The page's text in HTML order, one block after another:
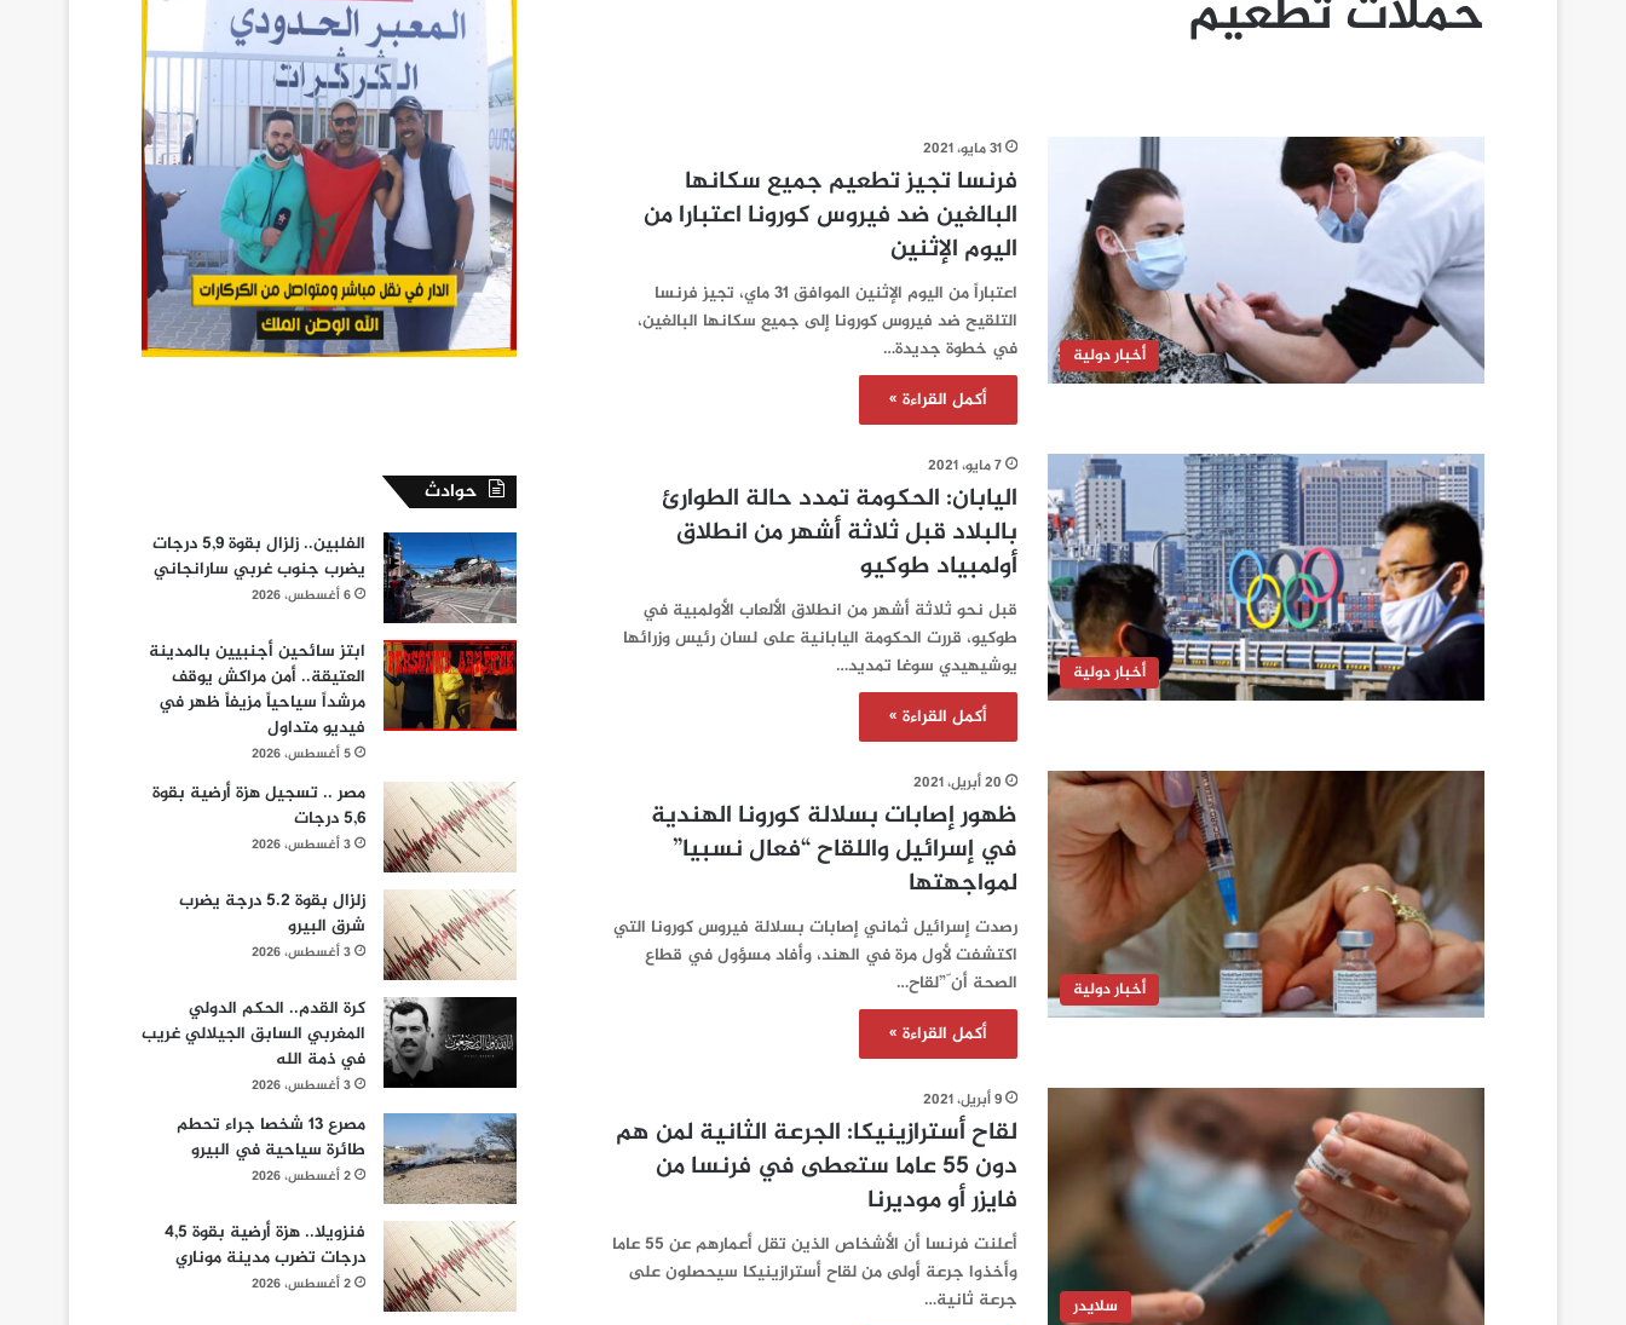
حملات تطعيم
أخبار دولية
31 مايو، 2021
فرنسا تجيز تطعيم جميع سكانها
البالغين ضد فيروس كورونا اعتبارا من
اليوم الإثنين
اعتباراً من اليوم الإثنين الموافق 31 ماي، تجيز فرنسا
التلقيح ضد فيروس كورونا إلى جميع سكانها البالغين،
في خطوة جديدة…
أكمل القراءة »
أخبار دولية
7 مايو، 2021
اليابان: الحكومة تمدد حالة الطوارئ
بالبلاد قبل ثلاثة أشهر من انطلاق
أولمبياد طوكيو
قبل نحو ثلاثة أشهر من انطلاق الألعاب الأولمبية في
طوكيو، قررت الحكومة اليابانية على لسان رئيس وزرائها
يوشيهيدي سوغا تمديد…
أكمل القراءة »
أخبار دولية
20 أبريل، 2021
ظهور إصابات بسلالة كورونا الهندية
في إسرائيل واللقاح “فعال نسبيا”
لمواجهتها
رصدت إسرائيل ثماني إصابات بسلالة فيروس كورونا التي
اكتشفت لأول مرة في الهند، وأفاد مسؤول في قطاع
الصحة أن ّ”لقاح…
أكمل القراءة »
سلايدر
9 أبريل، 2021
لقاح أسترازينيكا: الجرعة الثانية لمن هم
دون 55 عاما ستعطى في فرنسا من
فايزر أو موديرنا
أعلنت فرنسا أن الأشخاص الذين تقل أعمارهم عن 55 عاما
وأخذوا جرعة أولى من لقاح أسترازينيكا سيحصلون على
جرعة ثانية…
حوادث
الفلبين.. زلزال بقوة 5,9 درجات
يضرب جنوب غربي سارانجاني
6 أغسطس، 2026
ابتز سائحين أجنبيين بالمدينة
العتيقة.. أمن مراكش يوقف
مرشداً سياحياً مزيفاً ظهر في
فيديو متداول
5 أغسطس، 2026
مصر .. تسجيل هزة أرضية بقوة
5,6 درجات
3 أغسطس، 2026
زلزال بقوة 5.2 درجة يضرب
شرق البيرو
3 أغسطس، 2026
كرة القدم.. الحكم الدولي
المغربي السابق الجيلالي غريب
في ذمة الله
3 أغسطس، 2026
مصرع 13 شخصا جراء تحطم
طائرة سياحية في البيرو
2 أغسطس، 2026
فنزويلا.. هزة أرضية بقوة 4,5
درجات تضرب مدينة موناري
2 أغسطس، 2026